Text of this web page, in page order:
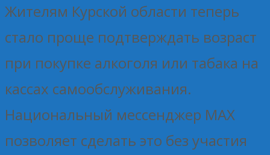
Жителям Курской области теперь
стало проще подтверждать возраст
при покупке алкоголя или табака на
кассах самообслуживания.
Национальный мессенджер MAX
позволяет сделать это без участия